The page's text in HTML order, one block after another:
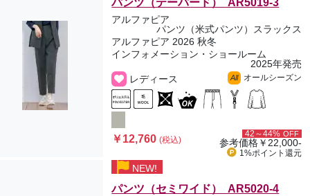
パンツ（テーパード） AR5019-3
アルファピア
パンツ（米式パンツ）スラックス
アルファピア 2026 秋冬
インフォメーション・ショールーム
2025年発売
レディース
All オールシーズン
￥12,760(税込)
42～44% OFF
参考価格￥22,000-
1%ポイント 還元
NEW!
パンツ（セミワイド） AR5020-4